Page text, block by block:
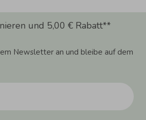
und 5,00 € Rabatt**
Newsletter an und bleibe auf dem